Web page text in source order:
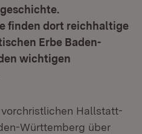
finden dort reichhaltige
Erbe Baden-
wichtigen
Hallstatt-
Württemberg über